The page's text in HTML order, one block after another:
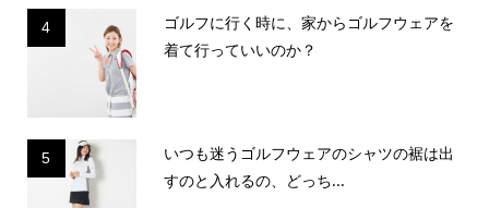
4
ゴルフに行く時に、家からゴルフウェアを
着て行っていいのか？
5
いつも迷うゴルフウェアのシャツの裾は出
すのと入れるの、どっち...